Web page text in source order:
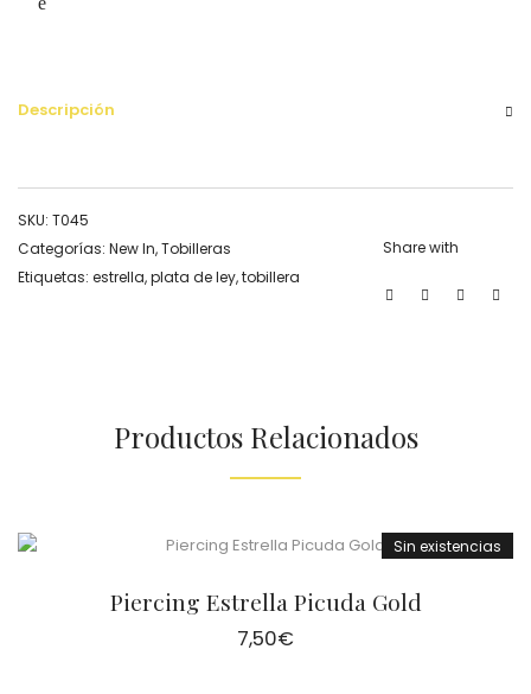
Descripción
SKU: T045
Categorías: New In,Tobilleras
Etiquetas: estrella,plata de ley,tobillera
Share with
Productos Relacionados
Sin existencias
Piercing Estrella Picuda Gold
7,50€